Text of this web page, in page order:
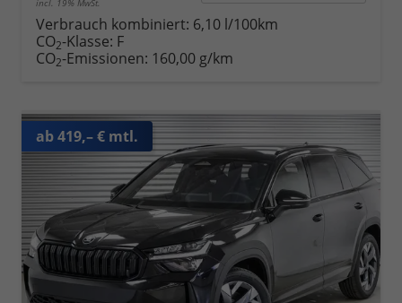
incl. 19% MwSt.
Verbrauch kombiniert: 6,10 l/100km
CO2-Klasse: F
CO2-Emissionen: 160,00 g/km
ab 419,– € mtl.